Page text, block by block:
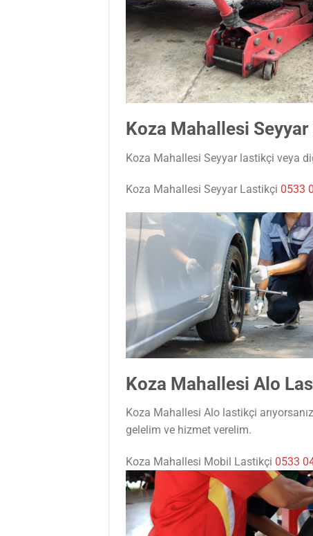
Koza Mahallesi
Koza Mahallesi Seyyar lastikçi veya
Koza Mahallesi Seyyar Lastikçi 0533
Koza Mahallesi Alo
Koza Mahallesi Alo lastikçi
gelelim ve hizmet verelim.
Koza Mahallesi Mobil Lastikçi 0533